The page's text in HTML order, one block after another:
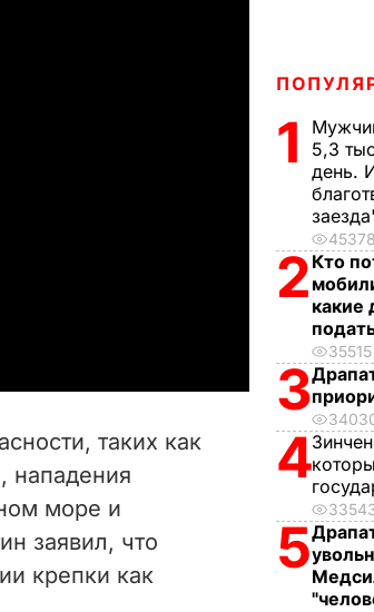
таких как
нападения
море и
заявил, что
крепки как
1
5,3
день.
45378
2 Кто
какие
35515
3
4
5